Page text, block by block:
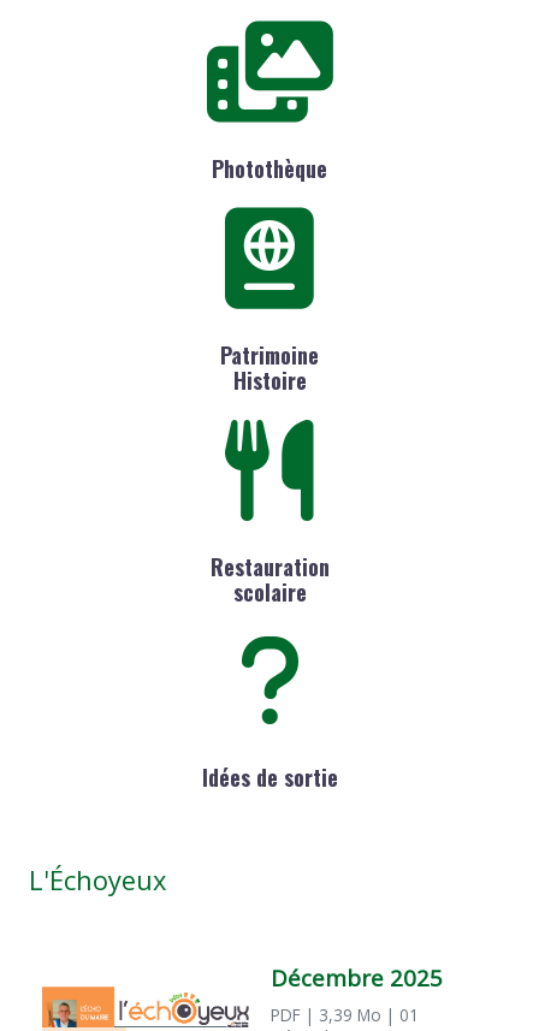
Photothèque
Patrimoine
Histoire
Restauration
scolaire
Idées de sortie
L'Échoyeux
Décembre 2025
PDF | 3,39 Mo | 01